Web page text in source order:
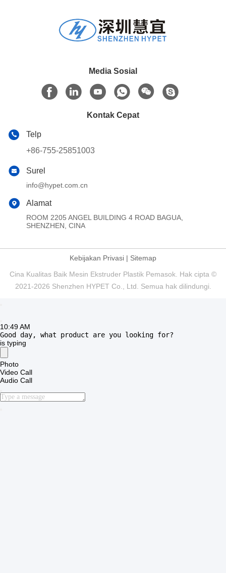
Media Sosial
Kontak Cepat
Telp
+86-755-25851003
Surel
info@hypet.com.cn
Alamat
ROOM 2205 ANGEL BUILDING 4 ROAD BAGUA,
SHENZHEN, CINA
Kebijakan Privasi | Sitemap
Cina Kualitas Baik Mesin Ekstruder Plastik Pemasok. Hak cipta ©
2021-2026 Shenzhen HYPET Co., Ltd. Semua hak dilindungi.
10:49 AM
Good day, what product are you looking for?
is typing
Photo
Video Call
Audio Call